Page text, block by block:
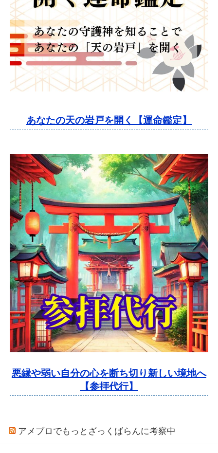
あなたの天の岩戸を開く【運命鑑定】
悪縁や弱い自分の心を断ち切り新しい境地へ
【参拝代行】
アメブロでもっとざっくばらんに考察中